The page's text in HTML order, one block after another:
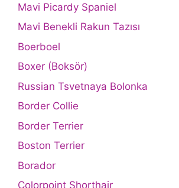
Mavi Picardy Spaniel
Mavi Benekli Rakun Tazısı
Boerboel
Boxer (Boksör)
Russian Tsvetnaya Bolonka
Border Collie
Border Terrier
Boston Terrier
Borador
Colorpoint Shorthair